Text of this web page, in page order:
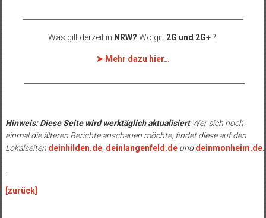
Was gilt derzeit in NRW? Wo gilt 2G und 2G+?
➤ Mehr dazu hier…
Hinweis: Diese Seite wird werktäglich aktualisiert Wer sich noch
einmal die älteren Berichte anschauen möchte, findet diese auf den
Lokalseiten deinhilden.de, deinlangenfeld.deunddeinmonheim.de.
.
[zurück]